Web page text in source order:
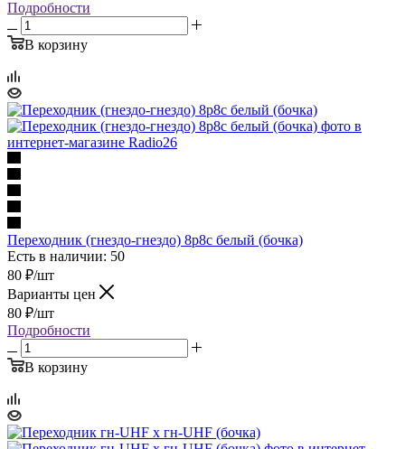
Подробности
В корзину
Переходник (гнездо-гнездо) 8р8с белый (бочка)
Есть в наличии: 50
80 ₽/шт
Варианты цен
80 ₽/шт
Подробности
В корзину